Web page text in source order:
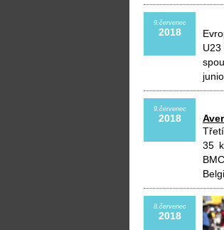
9.červenec
2018
9.červenec
2018
35
8.červenec
2018